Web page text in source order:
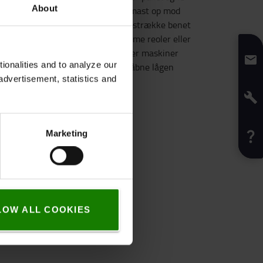
About
and to analyze our
statistics and
Marketing
ALL COOKIES
en risiko for, at man kan blive mast op mod
kan man godt komme til at strække benet
bredde og dermed ramme reoler eller
er meget uagtsom. Det forhindrer maskiner
bagtil. Nu skal man simpelthen åbne lågen
Pedersen.